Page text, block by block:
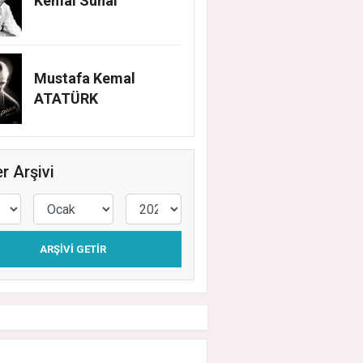
Mustafa Kemal
ATATÜRK
Arşivi
ARŞIVI GETIR